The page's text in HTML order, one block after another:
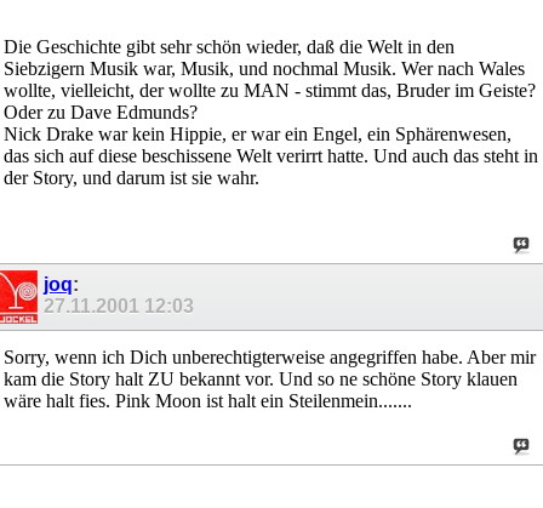
Die Geschichte gibt sehr schön wieder, daß die Welt in den
Siebzigern Musik war, Musik, und nochmal Musik. Wer nach Wales
wollte, vielleicht, der wollte zu MAN - stimmt das, Bruder im Geiste?
Oder zu Dave Edmunds?
Nick Drake war kein Hippie, er war ein Engel, ein Sphärenwesen,
das sich auf diese beschissene Welt verirrt hatte. Und auch das steht in
der Story, und darum ist sie wahr.
joq:
27.11.2001 12:03
Sorry, wenn ich Dich unberechtigterweise angegriffen habe. Aber mir
kam die Story halt ZU bekannt vor. Und so ne schöne Story klauen
wäre halt fies. Pink Moon ist halt ein Steilenmein.......